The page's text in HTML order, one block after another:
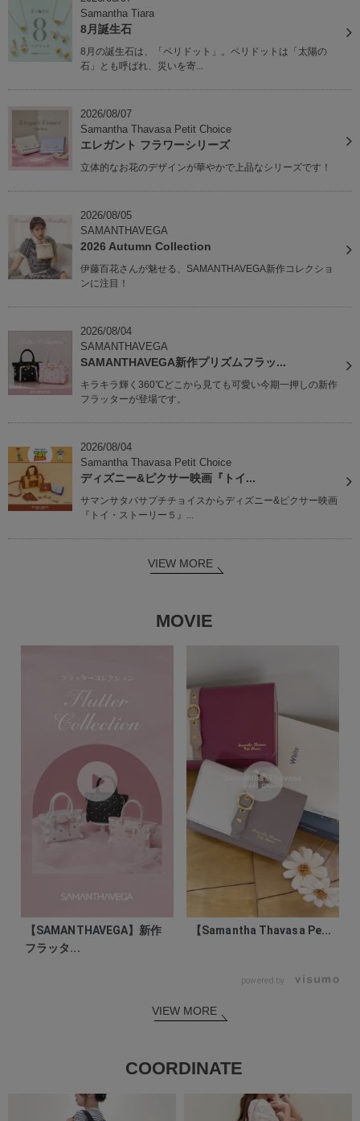
Samantha Tiara
8月誕生石
8月の誕生石は、「ペリドット」。ペリドットは「太陽の
石」とも呼ばれ、災いを寄...
2026/08/07
Samantha Thavasa Petit Choice
エレガント フラワーシリーズ
立体的なお花のデザインが華やかで上品なシリーズです！
2026/08/05
SAMANTHAVEGA
2026 Autumn Collection
伊藤百花さんが魅せる、SAMANTHAVEGA新作コレクショ
ンに注目！
2026/08/04
SAMANTHAVEGA
SAMANTHAVEGA新作プリズムフラッ...
キラキラ輝く360℃どこから見ても可愛い今期一押しの新作
フラッターが登場です。
2026/08/04
Samantha Thavasa Petit Choice
ディズニー&ピクサー映画『トイ...
サマンサタバサプチチョイスからディズニー&ピクサー映画
『トイ・ストーリー５』...
VIEW MORE
MOVIE
【SAMANTHAVEGA】新作
フラッタ...
【Samantha Thavasa Pe...
powered by
VIEW MORE
COORDINATE